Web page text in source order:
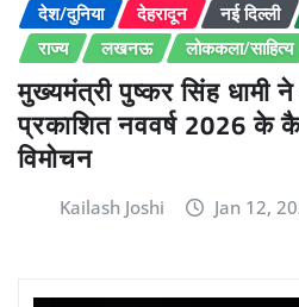
देश/दुनिया
देहरादून नई दिल्ली
राज्य
लखनऊ लोककला/साहित्य
मुख्यमंत्री पुष्कर सिंह धामी ने
प्रकाशित नववर्ष 2026 के
विमोचन
Kailash Joshi Jan 12,